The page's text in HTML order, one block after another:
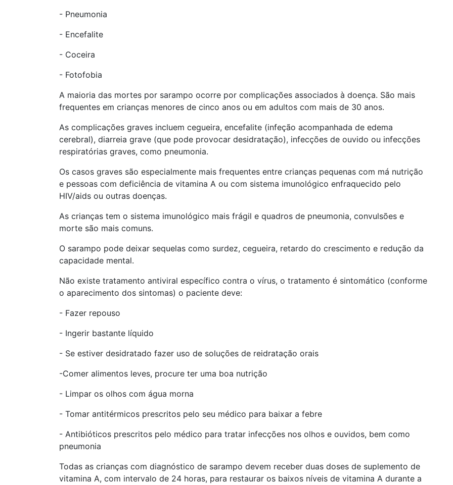
- Pneumonia
- Encefalite
- Coceira
- Fotofobia
A maioria das mortes por sarampo ocorre por complicações associados à doença. São mais
frequentes em crianças menores de cinco anos ou em adultos com mais de 30 anos.
As complicações graves incluem cegueira, encefalite (infeção acompanhada de edema
cerebral), diarreia grave (que pode provocar desidratação), infecções de ouvido ou infecções
respiratórias graves, como pneumonia.
Os casos graves são especialmente mais frequentes entre crianças pequenas com má nutrição
e pessoas com deficiência de vitamina A ou com sistema imunológico enfraquecido pelo
HIV/aids ou outras doenças.
As crianças tem o sistema imunológico mais frágil e quadros de pneumonia, convulsões e
morte são mais comuns.
O sarampo pode deixar sequelas como surdez, cegueira, retardo do crescimento e redução da
capacidade mental.
Não existe tratamento antiviral específico contra o vírus, o tratamento é sintomático (conforme
o aparecimento dos sintomas) o paciente deve:
- Fazer repouso
- Ingerir bastante líquido
- Se estiver desidratado fazer uso de soluções de reidratação orais
-Comer alimentos leves, procure ter uma boa nutrição
- Limpar os olhos com água morna
- Tomar antitérmicos prescritos pelo seu médico para baixar a febre
- Antibióticos prescritos pelo médico para tratar infecções nos olhos e ouvidos, bem como
pneumonia
Todas as crianças com diagnóstico de sarampo devem receber duas doses de suplemento de
vitamina A, com intervalo de 24 horas, para restaurar os baixos níveis de vitamina A durante a